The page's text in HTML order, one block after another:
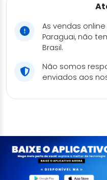
As vendas
Paraguai, não
Brasil.
Não somos
enviados aos